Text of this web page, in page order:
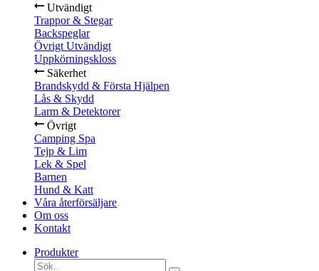
Utvändigt
Trappor & Stegar
Backspeglar
Övrigt Utvändigt
Uppkörningskloss
Säkerhet
Brandskydd & Första Hjälpen
Lås & Skydd
Larm & Detektorer
Övrigt
Camping Spa
Tejp & Lim
Lek & Spel
Barnen
Hund & Katt
Våra återförsäljare
Om oss
Kontakt
Produkter